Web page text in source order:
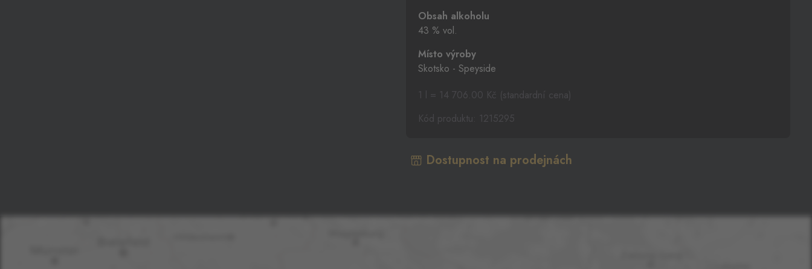
Obsah alkoholu
43 % vol.
Místo výroby
Skotsko - Speyside
1 l = 14 706.00 Kč (standardní cena)
Kód produktu: 1215295
Dostupnost na prodejnách